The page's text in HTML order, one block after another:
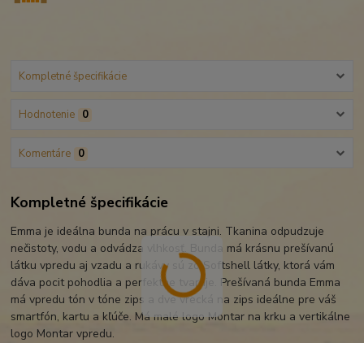
Kompletné špecifikácie
Hodnotenie 0
Komentáre 0
Kompletné špecifikácie
Emma je ideálna bunda na prácu v stajni. Tkanina odpudzuje
nečistoty, vodu a odvádza vlhkosť. Bunda má krásnu prešívanú
látku vpredu aj vzadu a rukávy sú zo Softshell látky, ktorá vám
dáva pocit pohodlia a perfektne tvaruje. Prešívaná bunda Emma
má vpredu tón v tóne zips a dve vrecká na zips ideálne pre váš
smartfón, kartu a kľúče. Má malé logo Montar na krku a vertikálne
logo Montar vpredu.